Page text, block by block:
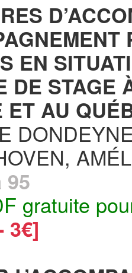
EN
DE STAGE
ET AU
95
gratuite
3€]